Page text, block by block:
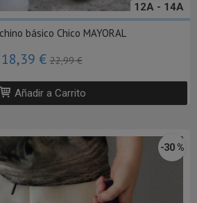
12A - 14A
básico Chico MAYORAL
18,39 €22,99 €
Añadir a Carrito
-30 %